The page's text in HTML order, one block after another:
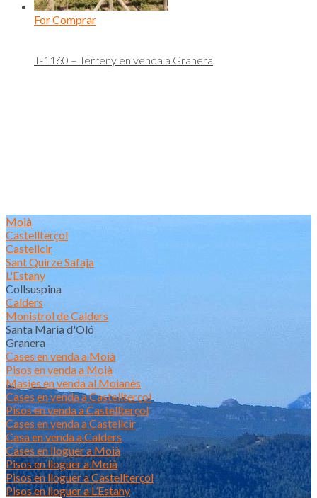
For Comprar
T-1160 – Terreny en venda a Granera
Moià
Castellterçol
Castellcir
Sant Quirze Safaja
L'Estany
Collsuspina
Calders
Monistrol de Calders
Santa Maria d'Oló
Granera
Cases en venda a Moià
Pisos en venda a Moià
Masies en venda al Moianès
Cases en venda a Castellterçol
Pisos en venda a Castellterçol
Cases en venda a Castellcir
Casa en venda a Calders
Cases en lloguer a Moià
Pisos en lloguer a Moià
Pisos en lloguer a Castellterçol
Pisos en lloguer a L’Estany